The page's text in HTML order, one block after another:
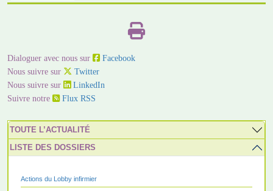
Dialoguer avec nous sur
Facebook
Nous suivre sur
Twitter
Nous suivre sur
LinkedIn
Suivre notre
Flux RSS
TOUTE L’ACTUALITÉ
LISTE DES DOSSIERS
Actions du Lobby infirmier